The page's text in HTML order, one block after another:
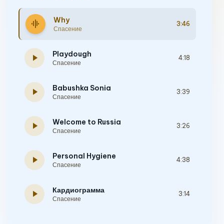
graphic_eq Why
Спасение
3:46
play_arrow Playdough
Спасение
4:18
play_arrow Babushka Sonia
Спасение
3:39
play_arrow Welcome to Russia
Спасение
3:26
play_arrow Personal Hygiene
Спасение
4:38
play_arrow Кардиограмма
Спасение
3:14